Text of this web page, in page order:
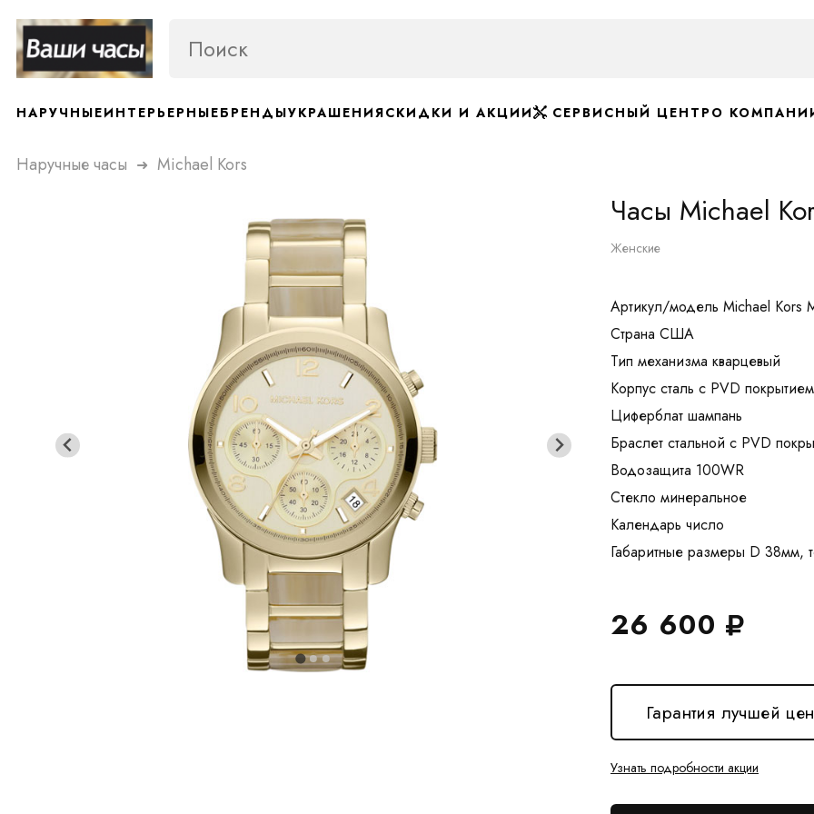
НАРУЧНЫЕИНТЕРЬЕРНЫЕБРЕНДЫУКРАШЕНИЯСКИДКИ И АКЦИИ СЕРВИСНЫЙ ЦЕНТРО
Наручные часы ➜ Michael Kors
Часы Michael
Женские
Артикул/модель Michael Kors
Страна США
Тип механизма кварцевый
Корпус сталь с PVD покрытием
Циферблат шампань
Браслет стальной с PVD
Водозащита 100WR
Стекло минеральное
Календарь число
26 600
Гарантия лучшей
Узнать подробности акции